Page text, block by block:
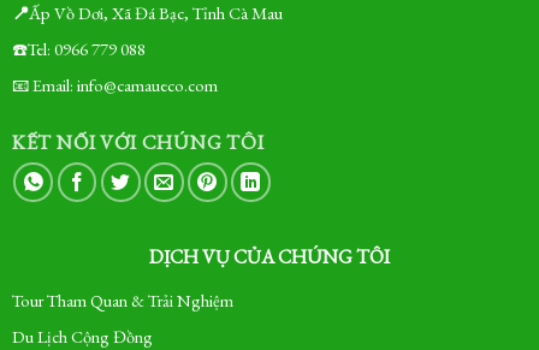
📍Ấp Vồ Dơi, Xã Đá Bạc, Tỉnh Cà Mau
☎️Tel: 0966 779 088
📧 Email: info@camaueco.com
KẾT NỐI VỚI CHÚNG TÔI
DỊCH VỤ CỦA CHÚNG TÔI
Tour Tham Quan & Trải Nghiệm
Du Lịch Cộng Đồng